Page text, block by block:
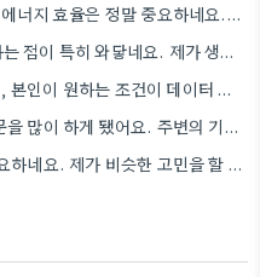
NZ63DB807CAV 인덕션 모델의 에너지 효율은 정말 중요하네요. 특히 전기세 많이 나오는데, 에너지 효율 등급 꼼꼼히…
소개팅 상대와의 대화가 맞지 않는다는 점이 특히 와닿네요. 제가 생각하는 것도 비슷했는데, 경험을 통해 구체적인…
소개팅 앱처럼 낭만적인 만남보다는, 본인이 원하는 조건이 데이터 기반으로 잘 맞는지 꼼꼼히 확인하는 게 중요하겠네요.
저도 비슷한 경험 때문에 스스로 질문을 많이 하게 됐어요. 주변의 기대 때문에 결정짓는 것보다, 본인이…
혼인 여부 확인 같은 부분은 정말 중요하네요. 제가 비슷한 고민을 할 때, 단순히 조건만 보려고…